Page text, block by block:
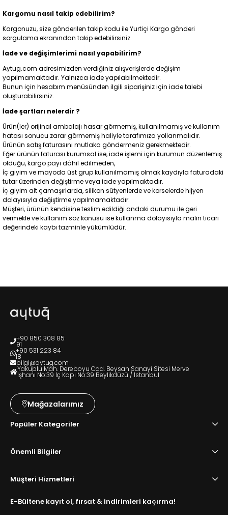
Kargomu nasıl takip edebilirim?
Kargonuzu, size gönderilen takip kodu ile Yurtiçi Kargo gönderi
sorgulama ekranından takip edebilirsiniz.
İade ve değişimlerimi nasıl yapabilirim?
Aytug.com adresimizden verdiğiniz alışverişlerde değişim
yapılmamaktadır. Yalnızca iade yapılabilmektedir.
Bunun için hesabım menüsünden ilgili siparişiniz için iade talebi
oluşturabilirsiniz.
İade şartları nelerdir ?
Ürün(ler) orijinal ambalajı hasar görmemiş, kullanılmamış ve kullanım
hatası sonucu zarar görmemiş haliyle tarafımıza yollanmalıdır.
Ürünün satış faturasını mutlaka göndermeniz gerekmektedir.
Eğer ürünün faturası kurumsal ise, iade işlemi için kurumun düzenlemiş
olduğu, kargo payı dâhil edilmeden,
İç giyim ve mayoda üst grup kullanılmamış olmak kaydıyla faturadaki
tutar üzerinden değiştirme veya iade yapılmaktadır.
İç giyim alt çamaşırlarda, silikon sütyenlerde ve korselerde hijyen
dolayısıyla değiştirme yapılmamaktadır.
Müşteri, ürünün kendisine teslim edildiği andaki durumu ile geri
vermekle ve kullanım söz konusu ise kullanma dolayısıyla malın ticari
değerindeki kaybı tazminle yükümlüdür.
+90 850 308 85
91
+90 531 223 84
18
bilgi@aytug.com
Yakuplu Mah. Dereboyu Cad. Beysan Sanayi Sitesi Merve
İşhanı No:39 İç Kapı No:39 Beylikdüzü / İstanbul
Mağazalarımız
Popüler Kategoriler
Önemli Bilgiler
Müşteri Hizmetleri
E-Bültene kayıt ol, fırsat & indirimleri kaçırma!